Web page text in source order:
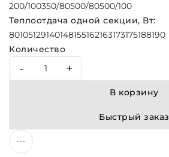
200/100350/80500/80500/100
Теплоотдача одной секции, Вт:
80105129140148155162163173175188190
Количество
- +
В корзину
Быстрый заказ